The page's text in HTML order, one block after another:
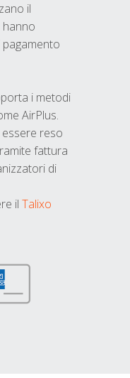
il
i metodi
AirPlus.
reso
fattura
di
il Talixo